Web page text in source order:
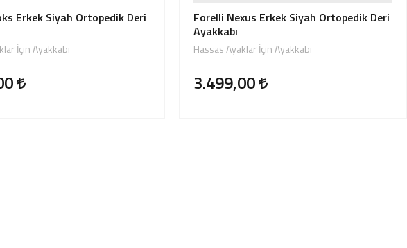
Erkek Siyah Ortopedik Deri
İçin Ayakkabı
Forelli Nexus Erkek Siyah Ortopedik Deri
Ayakkabı
Hassas Ayaklar İçin Ayakkabı
3.499,00